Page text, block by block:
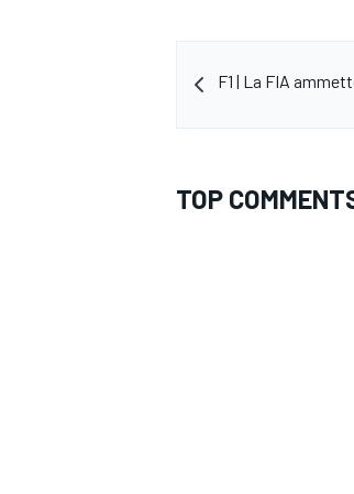
F1 | La FIA
TOP